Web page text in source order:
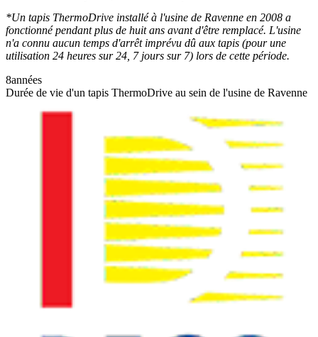
*Un tapis ThermoDrive installé à l'usine de Ravenne en 2008 a
fonctionné pendant plus de huit ans avant d'être remplacé. L'usine
n'a connu aucun temps d'arrêt imprévu dû aux tapis (pour une
utilisation 24 heures sur 24, 7 jours sur 7) lors de cette période.
8années
Durée de vie d'un tapis ThermoDrive au sein de l'usine de Ravenne